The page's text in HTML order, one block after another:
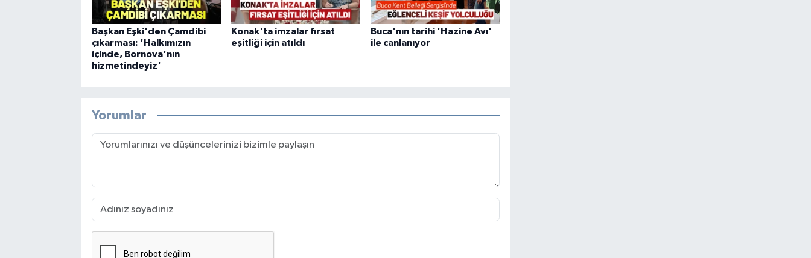
Başkan Eşki'den Çamdibi
çıkarması: 'Halkımızın
içinde, Bornova'nın
hizmetindeyiz'
Konak'ta imzalar fırsat
eşitliği için atıldı
Buca'nın tarihi 'Hazine Avı'
ile canlanıyor
Yorumlar